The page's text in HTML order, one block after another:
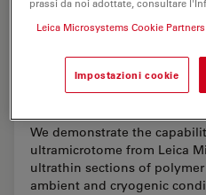
Ultramicrotome
TEM Analysis
We demonstrate the
ultramicrotome from Leica
ultrathin sections of
ambient and cryogenic
prassi da noi adottate, consultare
Leica Microsystems Cookie
Impostazioni cookie